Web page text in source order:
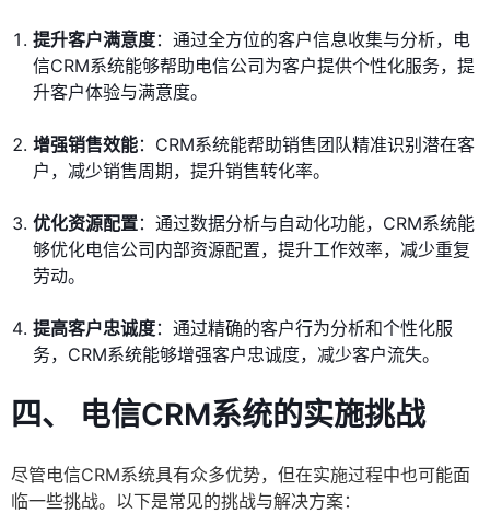
提升客户满意度：通过全方位的客户信息收集与分析，电
信CRM系统能够帮助电信公司为客户提供个性化服务，提
升客户体验与满意度。
增强销售效能：CRM系统能帮助销售团队精准识别潜在客
户，减少销售周期，提升销售转化率。
优化资源配置：通过数据分析与自动化功能，CRM系统能
够优化电信公司内部资源配置，提升工作效率，减少重复
劳动。
提高客户忠诚度：通过精确的客户行为分析和个性化服
务，CRM系统能够增强客户忠诚度，减少客户流失。
四、 电信CRM系统的实施挑战
尽管电信CRM系统具有众多优势，但在实施过程中也可能面
临一些挑战。以下是常见的挑战与解决方案：